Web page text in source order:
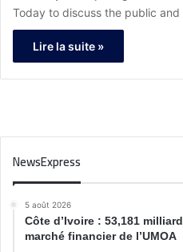
Today to discuss the public
Lire la suite »
NewsExpress
5 août 2026
Côte d’Ivoire : 53,181
marché financier de l’UMOA